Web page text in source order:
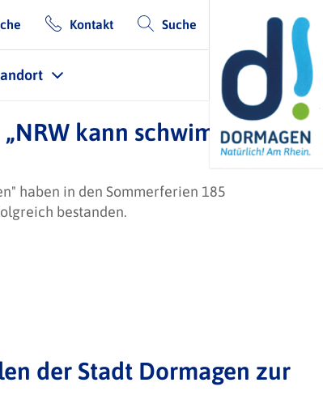
Kontakt Suche
kann schwimmen“ bis
haben in den Sommerferien 185
bestanden.
der Stadt Dormagen zur